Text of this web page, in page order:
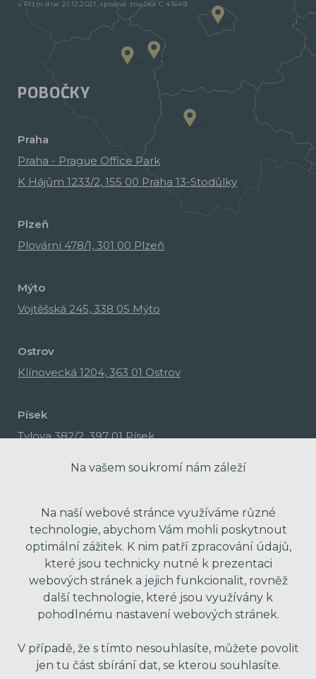
v Plzni dne 21.12.2021, spisová značka C 41649.
POBOČKY
Praha
Praha - Prague Office Park
K Hájům 1233/2, 155 00 Praha 13-Stodůlky
Plzeň
Plovární 478/1, 301 00 Plzeň
Mýto
Vojtěšská 245, 338 05 Mýto
Ostrov
Klínovecká 1204, 363 01 Ostrov
Písek
Tylova 382/2, 397 01 Písek
Na vašem soukromí nám záleží
Na naší webové stránce využíváme různé
technologie, abychom Vám mohli poskytnout
optimální zážitek. K nim patří zpracování údajů,
které jsou technicky nutné k prezentaci
webových stránek a jejich funkcionalit, rovněž
další technologie, které jsou využívány k
pohodlnému nastavení webových stránek.
V případě, že s tímto nesouhlasíte, můžete povolit
jen tu část sbírání dat, se kterou souhlasíte.